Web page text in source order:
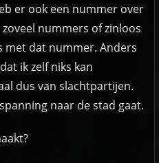
er ook een nummer over
nummers of zinloos
met dat nummer. Anders
ik zelf niks kan
dus van slachtpartijen.
naar de stad gaat.